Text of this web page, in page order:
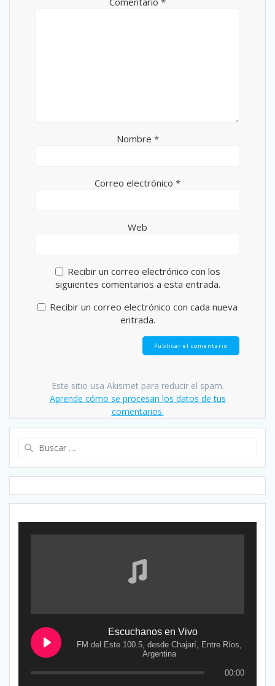
Nombre *
Correo electrónico *
Web
Recibir un correo electrónico con los
siguientes comentarios a esta entrada.
Recibir un correo electrónico con cada nueva
entrada.
Este sitio usa Akismet para reducir el spam.
Aprende cómo se procesan los datos de tus
comentarios.
Escuchanos en Vivo
FM del Este 100.5, desde Chajarí, Entre Ríos,
Argentina
00:00